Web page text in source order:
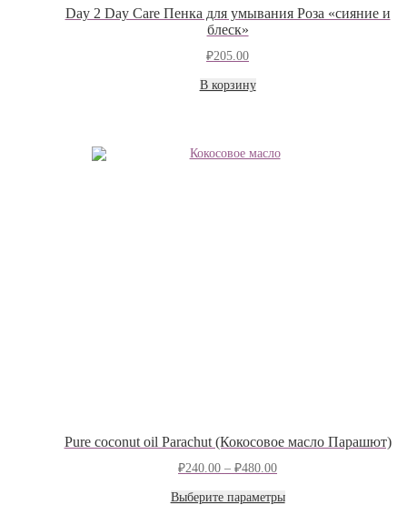
Day 2 Day Care Пенка для умывания Роза «сияние и
блеск»
₽205.00
В корзину
Pure coconut oil Parachut (Кокосовое масло Парашют)
₽240.00 – ₽480.00Диапазон
цен:
₽240.00
Выберите параметрыЭтот